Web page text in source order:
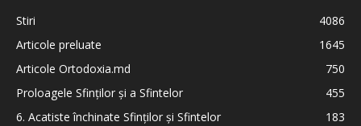
Stiri
4086
Articole preluate
1645
Articole Ortodoxia.md
750
Proloagele Sfinților și a Sfintelor
455
6. Acatiste închinate Sfinților și Sfintelor
183